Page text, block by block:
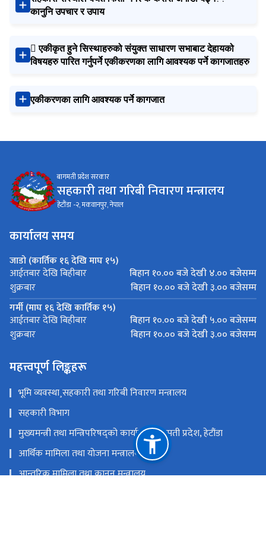
कानुनि उपचार र उपाय
 एकीकृत हुने सिस्थाहरुको संयुक्त साधारण सभाबाट देहायको
विषयहरु पारित गर्नुपर्ने एकीकरणका लागि आवश्यक पर्ने कागजातहरु
एकीकरणका लागि आवश्यक पर्ने कागजात
बागमती प्रदेश सरकार
सहकारी तथा गरिबी निवारण मन्त्रालय
हेटौंडा -२, मकवानपुर, नेपाल
कार्यालय समय
जाडो (कार्तिक १६ देखि माघ १५)
आईतबार देखि बिहीबार
बिहान १०.०० बजे देखी ४.०० बजेसम्म
शुक्रबार
बिहान १०.०० बजे देखी ३.०० बजेसम्म
गर्मी (माघ १६ देखि कार्तिक १५)
आईतबार देखि बिहीबार
बिहान १०.०० बजे देखी ५.०० बजेसम्म
शुक्रबार
बिहान १०.०० बजे देखी ३.०० बजेसम्म
महत्त्वपूर्ण लिङ्कहरू
भूमि व्यवस्था¸सहकारी तथा गरिबी निवारण मन्त्रालय
सहकारी विभाग
मुख्यमन्त्री तथा मन्त्रिपरिषद्को कार्यालय, बागमती प्रदेश, हेटौंडा
आर्थिक मामिला तथा योजना मन्त्रालय
आन्तरिक मामिला तथा कानून मन्त्रालय